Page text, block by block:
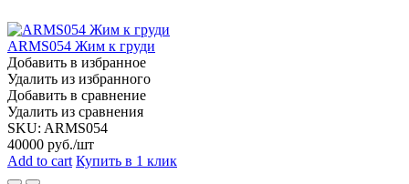
ARMS054 Жим к груди
Добавить в избранное
Удалить из избранного
Добавить в сравнение
Удалить из сравнения
SKU: ARMS054
40000 руб./шт
Add to cart Купить в 1 клик